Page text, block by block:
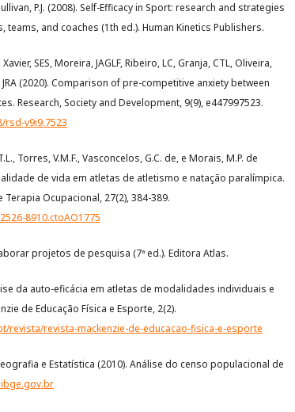
P.J. (2008). Self-Efficacy in Sport: research and strategies
teams, and coaches (1th ed.). Human Kinetics Publishers.
SES, Moreira, JAGLF, Ribeiro, LC, Granja, CTL, Oliveira,
JRA (2020). Comparison of pre-competitive anxiety between
Research, Society and Development, 9(9), e447997523.
rsd-v9i9.7523
Torres, V.M.F., Vasconcelos, G.C. de, e Morais, M.P. de
de vida em atletas de atletismo e natação paralímpica.
Ocupacional, 27(2), 384-389.
8910.ctoAO1775
projetos de pesquisa (7ª ed.). Editora Atlas.
da auto-eficácia em atletas de modalidades individuais e
de Educação Física e Esporte, 2(2).
revista/revista-mackenzie-de-educacao-fisica-e-esporte
e Estatística (2010). Análise do censo populacional de